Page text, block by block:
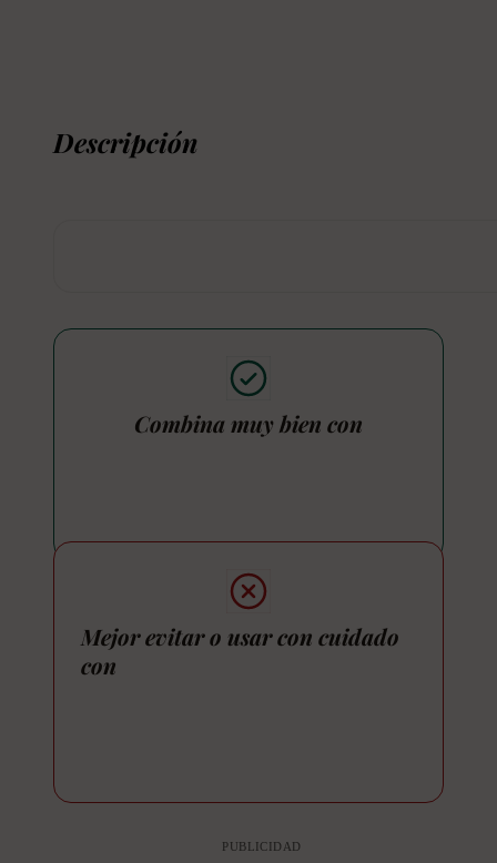
Descripción
Combina muy bien con
Mejor evitar o usar con cuidado
con
PUBLICIDAD